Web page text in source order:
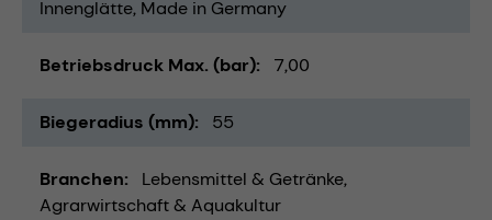
Innenglätte Made in Germany
Betriebsdruck Max. (bar) 7,00
Biegeradius (mm) 55
Branchen
Lebensmittel & Getränke
Agrarwirtschaft & Aquakultur